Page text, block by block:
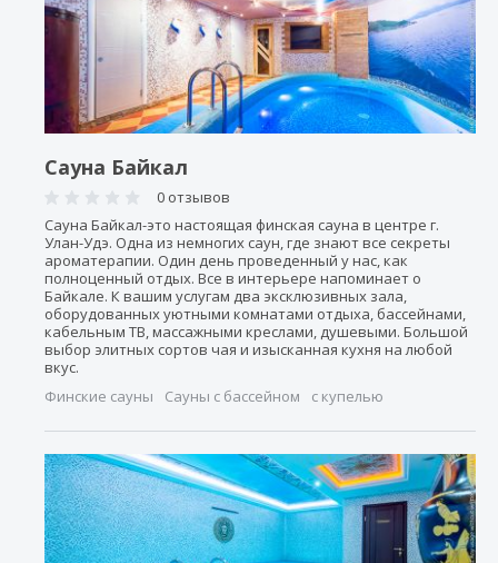
Сауна Байкал
0 отзывов
Сауна Байкал-это настоящая финская сауна в центре г.
Улан-Удэ. Одна из немногих саун, где знают все секреты
ароматерапии. Один день проведенный у нас, как
полноценный отдых. Все в интерьере напоминает о
Байкале. К вашим услугам два эксклюзивных зала,
оборудованных уютными комнатами отдыха, бассейнами,
кабельным ТВ, массажными креслами, душевыми. Большой
выбор элитных сортов чая и изысканная кухня на любой
вкус.
Финские сауны
Сауны с бассейном с купелью